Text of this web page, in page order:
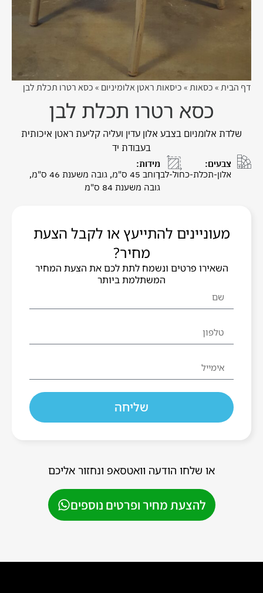
דף הבית»כסאות»כיסאות ראטן אלומיניום »כסא רטרו תכלת לבן
כסא רטרו תכלת לבן
שלדת אלומניום בצבע אלון עדין ועליה קליעת ראטן איכותית
בעבודת יד
צבעים:
אלון-תכלת-כחול-לבן
מידות:
רוחב 45 ס"מ, גובה משענת 46 ס"מ,
גובה משענת 84 ס"מ
מעוניינים להתייעץ או לקבל הצעת
מחיר?
השאירו פרטים ונשמח לתת לכם את הצעת המחיר
המשתלמת ביותר
שליחה
או שלחו הודעה וואטסאפ ונחזור אליכם
להצעת מחיר ופרטים נוספים